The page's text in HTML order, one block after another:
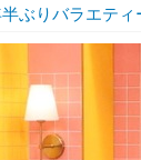
ぶりバラエテ